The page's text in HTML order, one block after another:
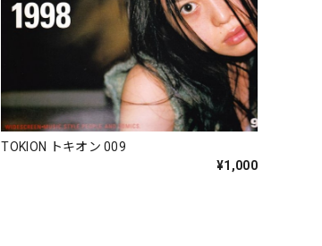
TOKION トキオン 009
¥1,000